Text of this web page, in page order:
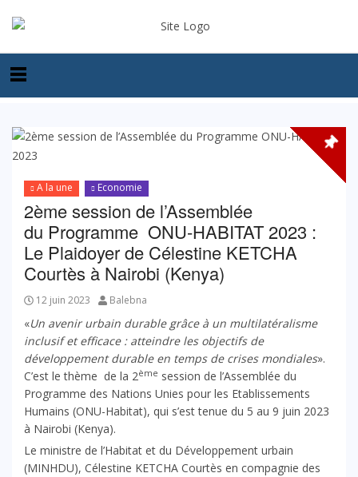
A la une Economie
2ème session de l’Assemblée
du Programme ONU-HABITAT 2023 :
Le Plaidoyer de Célestine KETCHA
Courtès à Nairobi (Kenya)
12 juin 2023 Balebna
«Un avenir urbain durable grâce à un multilatéralisme
inclusif et efficace : atteindre les objectifs de
développement durable en temps de crises mondiales».
C’est le thème de la 2ème session de l’Assemblée du
Programme des Nations Unies pour les Etablissements
Humains (ONU-Habitat), qui s’est tenue du 5 au 9 juin 2023
à Nairobi (Kenya).
Le ministre de l’Habitat et du Développement urbain
(MINHDU), Célestine KETCHA Courtès en compagnie des